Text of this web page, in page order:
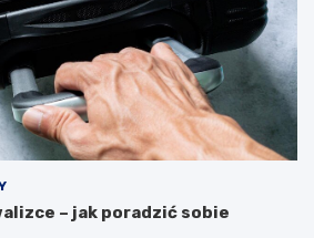
– jak poradzić sobie